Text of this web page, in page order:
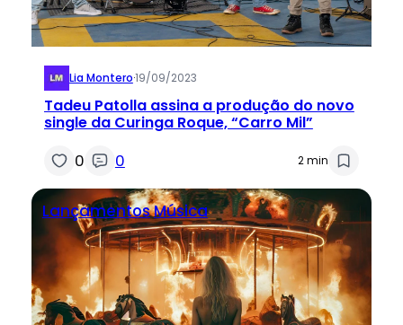
Lia Montero·19/09/2023
Tadeu Patolla assina a produção do novo
single da Curinga Roque, “Carro Mil”
0 0 2 min
LançamentosMúsica